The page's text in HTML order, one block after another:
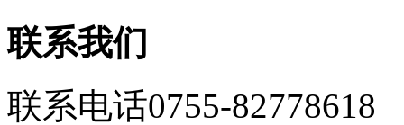
联系我们
联系电话0755-82778618